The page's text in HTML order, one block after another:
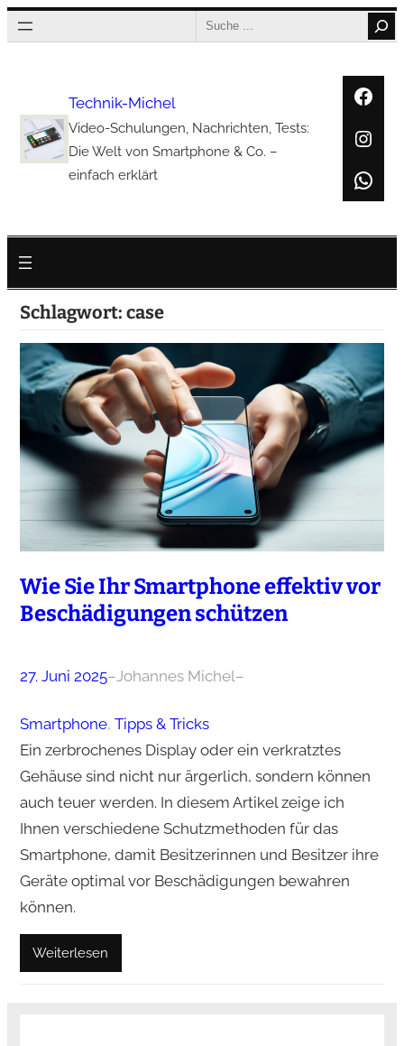
Zum
Inhalt
Search
Technik-Michel
Video-Schulungen, Nachrichten, Tests:
Die Welt von Smartphone & Co. –
einfach erklärt
Schlagwort: case
Wie Sie Ihr Smartphone effektiv vor
Beschädigungen schützen
27. Juni 2025–Johannes Michel–
Smartphone, Tipps & Tricks
Ein zerbrochenes Display oder ein verkratztes
Gehäuse sind nicht nur ärgerlich, sondern können
auch teuer werden. In diesem Artikel zeige ich
Ihnen verschiedene Schutzmethoden für das
Smartphone, damit Besitzerinnen und Besitzer ihre
Geräte optimal vor Beschädigungen bewahren
können.
Weiterlesen